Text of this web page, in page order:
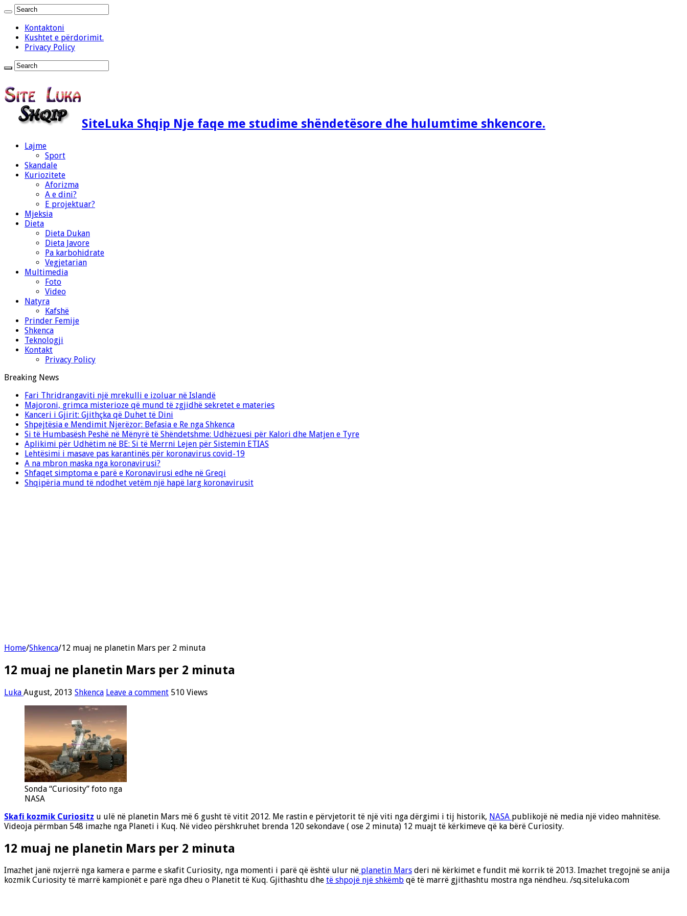
Kontaktoni
Kushtet e përdorimit.
Privacy Policy
SiteLuka Shqip Nje faqe me studime shëndetësore dhe hulumtime shkencore.
Lajme
Sport
Skandale
Kuriozitete
Aforizma
A e dini?
E projektuar?
Mjeksia
Dieta
Dieta Dukan
Dieta Javore
Pa karbohidrate
Vegjetarian
Multimedia
Foto
Video
Natyra
Kafshë
Prinder Femije
Shkenca
Teknologji
Kontakt
Privacy Policy
Breaking News
Fari Thridrangaviti një mrekulli e izoluar në Islandë
Majoroni, grimca misterioze që mund të zgjidhë sekretet e materies
Kanceri i Gjirit: Gjithçka që Duhet të Dini
Shpejtësia e Mendimit Njerëzor: Befasia e Re nga Shkenca
Si të Humbasësh Peshë në Mënyrë të Shëndetshme: Udhëzuesi për Kalori dhe Matjen e Tyre
Aplikimi për Udhëtim në BE: Si të Merrni Lejen për Sistemin ETIAS
Lehtësimi i masave pas karantinës për koronavirus covid-19
A na mbron maska nga koronavirusi?
Shfaqet simptoma e parë e Koronavirusi edhe në Greqi
Shqipëria mund të ndodhet vetëm një hapë larg koronavirusit
Home/Shkenca/12 muaj ne planetin Mars per 2 minuta
12 muaj ne planetin Mars per 2 minuta
Luka August, 2013 Shkenca Leave a comment 510 Views
Sonda “Curiosity” foto nga
NASA
Skafi kozmik Curiositz u ulë në planetin Mars më 6 gusht të vitit 2012. Me rastin e përvjetorit të një viti nga dërgimi i tij historik, NASA publikojë në media një video mahnitëse.
Videoja përmban 548 imazhe nga Planeti i Kuq. Në video përshkruhet brenda 120 sekondave ( ose 2 minuta) 12 muajt të kërkimeve që ka bërë Curiosity.
12 muaj ne planetin Mars per 2 minuta
Imazhet janë nxjerrë nga kamera e parme e skafit Curiosity, nga momenti i parë që është ulur në planetin Mars deri në kërkimet e fundit më korrik të 2013. Imazhet tregojnë se anija
kozmik Curiosity të marrë kampionët e parë nga dheu o Planetit të Kuq. Gjithashtu dhe të shpojë një shkëmb që të marrë gjithashtu mostra nga nëndheu. /sq.siteluka.com